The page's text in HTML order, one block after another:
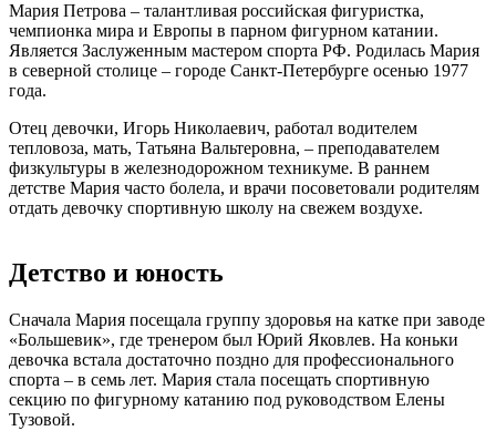
Мария Петрова – талантливая российская фигуристка,
чемпионка мира и Европы в парном фигурном катании.
Является Заслуженным мастером спорта РФ. Родилась Мария
в северной столице – городе Санкт-Петербурге осенью 1977
года.
Отец девочки, Игорь Николаевич, работал водителем
тепловоза, мать, Татьяна Вальтеровна, – преподавателем
физкультуры в железнодорожном техникуме. В раннем
детстве Мария часто болела, и врачи посоветовали родителям
отдать девочку спортивную школу на свежем воздухе.
Детство и юность
Сначала Мария посещала группу здоровья на катке при заводе
«Большевик», где тренером был Юрий Яковлев. На коньки
девочка встала достаточно поздно для профессионального
спорта – в семь лет. Мария стала посещать спортивную
секцию по фигурному катанию под руководством Елены
Тузовой.